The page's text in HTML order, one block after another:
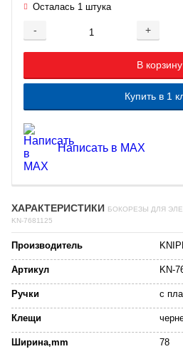
Осталась 1 штука
- +
В корзину
Добавлен
Купить в 1
Написать в MAX
ХАРАКТЕРИСТИКИ БОКОРЕЗЫ ДЛЯ
KN-7681125
Производитель
Артикул KN-
Ручки с
Клещи
Ширина,mm 78